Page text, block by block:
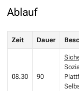
Ablauf
Zeit Dauer
08.30 90